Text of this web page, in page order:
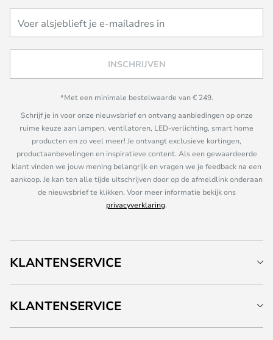
INSCHRIJVEN
*Met een minimale bestelwaarde van € 249.
Schrijf je in voor onze nieuwsbrief en ontvang aanbiedingen op onze
ruime keuze aan lampen, ventilatoren, LED-verlichting, smart home
producten en zo veel meer! Je ontvangt exclusieve kortingen,
productaanbevelingen en inspiratieve content. Als een gewaardeerde
klant vinden we jouw mening belangrijk en vragen we je feedback na een
aankoop. Je kan ten alle tijde uitschrijven door op de afmeldlink onderaan
de nieuwsbrief te klikken. Voor meer informatie bekijk ons
privacyverklaring.
KLANTENSERVICE
KLANTENSERVICE